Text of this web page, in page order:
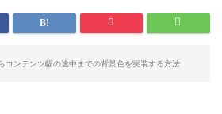
コンテンツ幅の途中までの背景色を実装する方法